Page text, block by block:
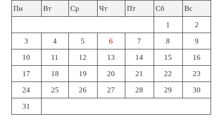
Пн
Вт Ср Чт Пт Сб Вс
1 2
3 4 5 6 7 8 9
10 11 12 13 14 15 16
17 18 19 20 21 22 23
24 25 26 27 28 29 30
31